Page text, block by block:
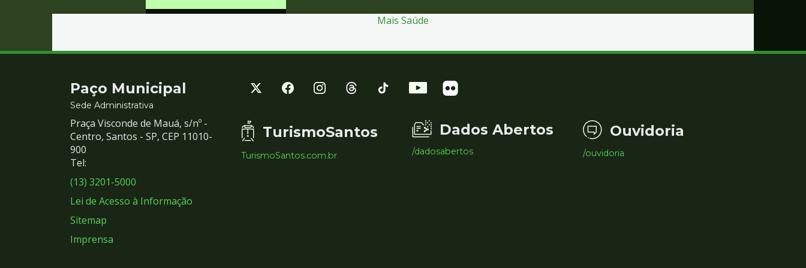
Mais Saúde
Contato
e
Redes
Sociais
Paço Municipal
Sede Administrativa
Praça Visconde de Mauá, s/nº -
Centro, Santos - SP, CEP 11010-
900
Tel:
(13) 3201-5000
Lei de Acesso à Informação
Sitemap
Imprensa
TurismoSantos
TurismoSantos.com.br
Dados Abertos
/dadosabertos
Ouvidoria
/ouvidoria